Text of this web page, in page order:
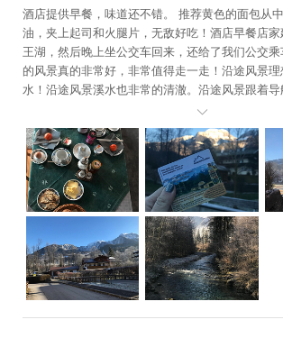
酒店提供早餐，味道还不错。 推荐黄色的面包从
油，夹上起司和火腿片，无敌好吃！酒店早餐店
王湖，然后晚上坐公交车回来，还给了我们公交
的风景真的非常好，非常值得走一走！沿途风景
水！沿途风景溪水也非常的清澈。沿途风景跟着
走40分钟左右吧，不过一路都看着风景，并不觉得
话，入口前有一大片停车场可以停车。国王湖停
n那儿有指示牌，一条路是去国王湖，一条路是去
去国王湖的那条路走，没多远就可以看到卖船票
欧/人，好像不分季节。 *德国基本都可以直接刷
你只买1欧的东西也可以刷卡，非常方便。但最好
支付标志的卡片，磁条卡不太推荐。国王湖冬季的
暖，完全不用担心会吹冷风。 因为内暖外凉，所
需要拍照的话还是建议将窗子打开一个小口，拍完
游船上船之后建议做右边窗边，风景特别好，方便
特别大，要到中午11点左右才会散。 船行驶到回
吹奏一段音乐，结束后会向大家要小费，大家意
